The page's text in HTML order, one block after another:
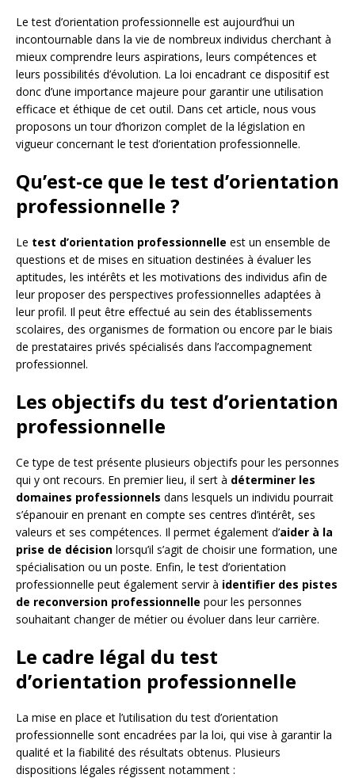
Le test d’orientation professionnelle est aujourd’hui un
incontournable dans la vie de nombreux individus cherchant à
mieux comprendre leurs aspirations, leurs compétences et
leurs possibilités d’évolution. La loi encadrant ce dispositif est
donc d’une importance majeure pour garantir une utilisation
efficace et éthique de cet outil. Dans cet article, nous vous
proposons un tour d’horizon complet de la législation en
vigueur concernant le test d’orientation professionnelle.
Qu’est-ce que le test d’orientation
professionnelle ?
Le test d’orientation professionnelle est un ensemble de
questions et de mises en situation destinées à évaluer les
aptitudes, les intérêts et les motivations des individus afin de
leur proposer des perspectives professionnelles adaptées à
leur profil. Il peut être effectué au sein des établissements
scolaires, des organismes de formation ou encore par le biais
de prestataires privés spécialisés dans l’accompagnement
professionnel.
Les objectifs du test d’orientation
professionnelle
Ce type de test présente plusieurs objectifs pour les personnes
qui y ont recours. En premier lieu, il sert à déterminer les
domaines professionnels dans lesquels un individu pourrait
s’épanouir en prenant en compte ses centres d’intérêt, ses
valeurs et ses compétences. Il permet également d’aider à la
prise de décision lorsqu’il s’agit de choisir une formation, une
spécialisation ou un poste. Enfin, le test d’orientation
professionnelle peut également servir à identifier des pistes
de reconversion professionnelle pour les personnes
souhaitant changer de métier ou évoluer dans leur carrière.
Le cadre légal du test
d’orientation professionnelle
La mise en place et l’utilisation du test d’orientation
professionnelle sont encadrées par la loi, qui vise à garantir la
qualité et la fiabilité des résultats obtenus. Plusieurs
dispositions légales régissent notamment :